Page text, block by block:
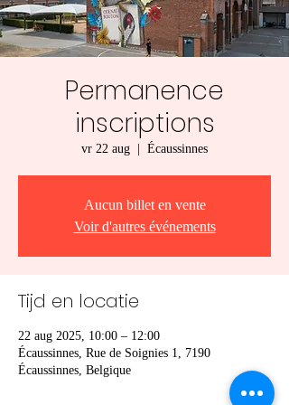
Permanence
inscriptions
vr 22 aug Écaussinnes
Aucun billet en vente
Voir d'autres événements
Tijd en locatie
22 aug 2025, 10:00 – 12:00
Écaussinnes, Rue de Soignies 1, 7190
Écaussinnes, Belgique